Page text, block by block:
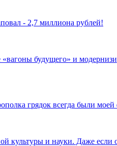
- 2,7 миллиона рублей!
будущего» и
грядок всегда были моей
культуры и науки. Даже если